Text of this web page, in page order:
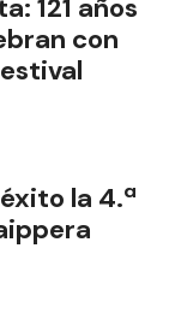
121 años
con
la 4.ª